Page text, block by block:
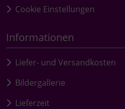
Cookie Einstellungen
Informationen
Liefer- und Versandkosten
Bildergallerie
Lieferzeit